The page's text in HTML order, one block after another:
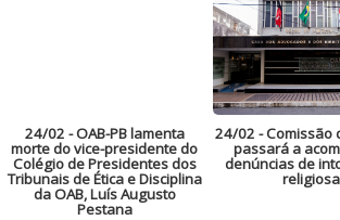
24/02 - OAB-PB lamenta
morte do vice-presidente do
Colégio de Presidentes dos
Tribunais de Ética e Disciplina
da OAB, Luís Augusto
Pestana
24/02 - Comissão
passará a
denúncias de
religiosa